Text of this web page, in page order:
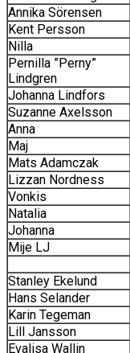
Annika Sörensen
Kent Persson
Nilla
Pernilla ”Perny”
Lindgren
Johanna Lindfors
Suzanne Axelsson
Anna
Maj
Mats Adamczak
Lizzan Nordness
Vonkis
Natalia
Johanna
Mije LJ
Stanley Ekelund
Hans Selander
Karin Tegeman
Lill Jansson
Evalisa Wallin